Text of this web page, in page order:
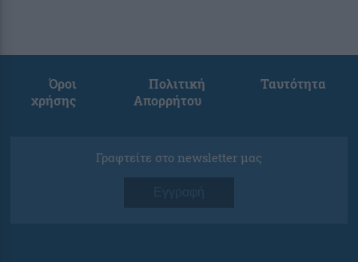
Όροι
χρήσης
Πολιτική
Απορρήτου
Ταυτότητα
Γραφτείτε στο newsletter μας
Εγγραφή